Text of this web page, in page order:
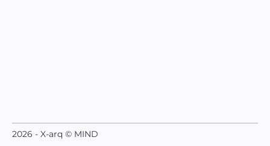
2026 - X-arq © MIND